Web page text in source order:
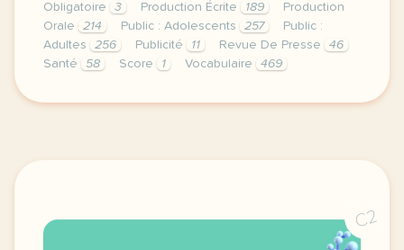
Obligatoire
3 Production Écrite 189
Production
Orale
214 Public : Adolescents 257
Public :
Adultes
256 Publicité 11 Revue De Presse
46
Santé
58 Score 1 Vocabulaire 469
duree 1h30 niveau b2 public grands adolescents
C2